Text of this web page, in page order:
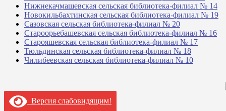
Нижнекачмашевская сельская библиотека-филиал № 14
Новокильбахтинская сельская библиотека-филиал № 19
Сазовская сельская библиотека-филиал № 20
Староорьебашевская сельская библиотека-филиал № 16
Старояшевская сельская библиотека-филиал № 17
Тюльдинская сельская библиотека-филиал № 18
Чилибеевская сельская библиотека-филиал № 10
Версия слабовидящим!